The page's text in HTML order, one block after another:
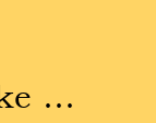
…